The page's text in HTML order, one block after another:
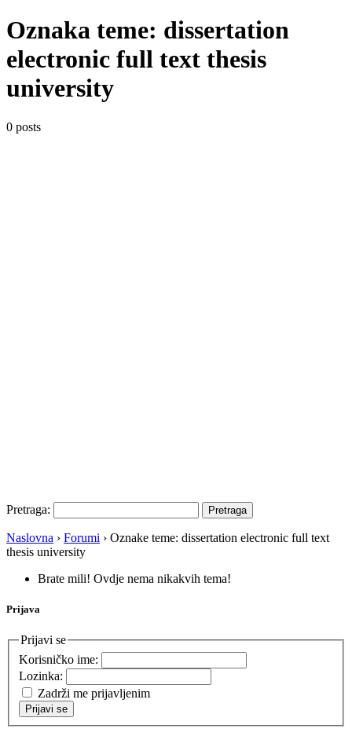
Oznaka teme: dissertation
electronic full text thesis
university
0 posts
Pretraga:
Naslovna › Forumi › Oznake teme: dissertation electronic full text
thesis university
Brate mili! Ovdje nema nikakvih tema!
Prijava
Prijavi se
Korisničko ime:
Lozinka:
Zadrži me prijavljenim
Prijavi se